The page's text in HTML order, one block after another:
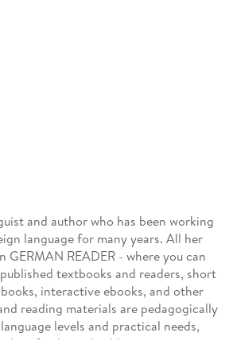
and author who has been working
language for many years. All her
GERMAN READER - where you can
textbooks and readers, short
interactive ebooks, and other
reading materials are pedagogically
levels and practical needs,
perfectly applicable.